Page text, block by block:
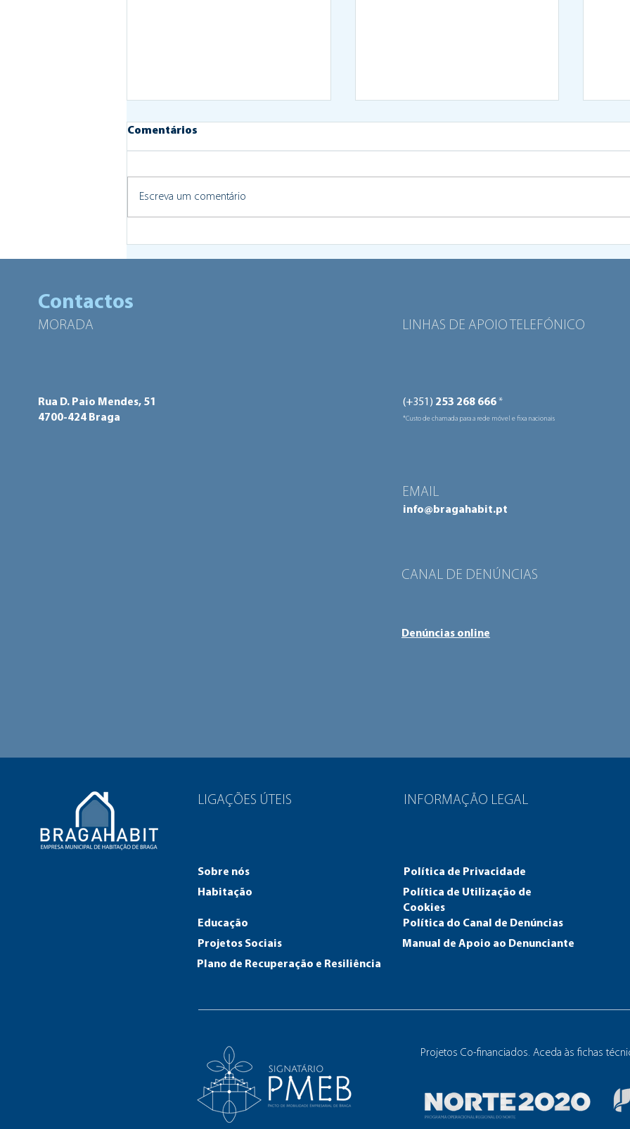
Comentários
Escreva um comentário
Contactos
MORADA
Rua D. Paio Mendes, 51
4700-424 Braga
LINHAS DE APOIO TELEFÓNICO
(+351) 253 268 666*
*Custo de chamada para a rede móvel e fixa nacionais
EMAIL
info@bragahabit.pt
CANAL DE DENÚNCIAS
Denúncias online
LIGAÇÕES ÚTEIS INFORMAÇÃO LEGAL
Sobre nós
Habitação
Educação
Projetos Sociais
Política de Privacidade
Política de Utilização de
Cookies
Política do Canal de Denúncias
Manual de Apoio ao Denunciante
Plano de Recuperação e Resiliência
Projetos Co-financiados. Aceda às fichas